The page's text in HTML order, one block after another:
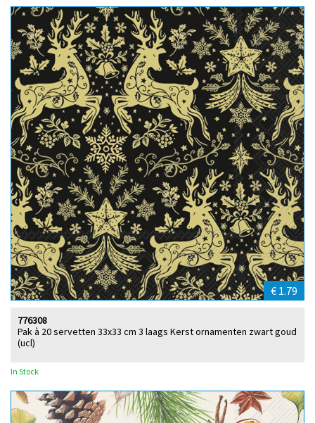
€ 1.79
Pak à 20 servetten 33x33 cm 3 laags Kerst ornamenten zwart goud
(ucl)
776308
In Stock